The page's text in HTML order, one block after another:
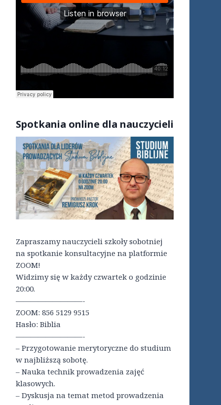
Spotkania online dla nauczycieli
Zapraszamy nauczycieli szkoły sobotniej
na spotkanie konsultacyjne na platformie
ZOOM!
Widzimy się w każdy czwartek o godzinie
20:00.
—————————-
ZOOM: 856 5129 9515
Hasło: Biblia
—————————-
– Przygotowanie merytoryczne do studium
w najbliższą sobotę.
– Nauka technik prowadzenia zajęć
klasowych.
– Dyskusja na temat metod prowadzenia